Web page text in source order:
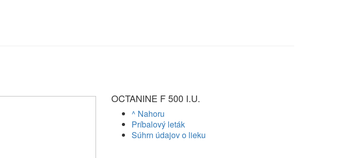
OCTANINE F 500 I.U.
^ Nahoru
Príbalový leták
Súhrn údajov o lieku